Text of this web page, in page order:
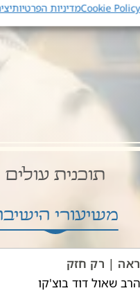
Cookie Policyמדיניות הפרטיות
תוכנית עולים
משיעורי
| רק חזק
הרב שאול דוד בוצ'קו